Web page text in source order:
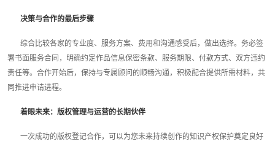
决策与合作的最后步骤
综合比较各家的专业度、服务方案、费用和沟通感受后，做出选择。务必签
署书面服务合同，明确约定作品信息保密条款、服务期限、付款方式、双方违约
责任等。合作开始后，保持与专属顾问的顺畅沟通，积极配合提供所需材料，共
同推进申请进程。
着眼未来：版权管理与运营的长期伙伴
一次成功的版权登记合作，可以为您未来持续创作的知识产权保护奠定良好